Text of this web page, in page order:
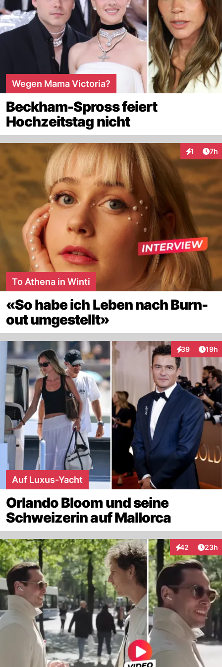
Wegen Mama Victoria?
Beckham-Spross feiert
Hochzeitstag nicht
1 7h
To Athena in Winti
«So habe ich Leben nach Burn-
out umgestellt»
39
Interaktionen
19h
Auf Luxus-Yacht
Orlando Bloom und seine
Schweizerin auf Mallorca
42
Interaktionen
23h